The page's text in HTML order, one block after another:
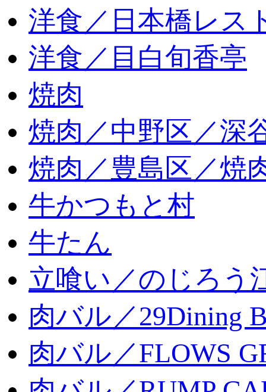
洋食／日本橋レス
洋食／目白旬香亭
焼肉
焼肉／中野区／深
焼肉／豊島区／焼
牛かつもと村
牛たん
立喰い／のじろう
肉バル／29Dining
肉バル／FLOWS